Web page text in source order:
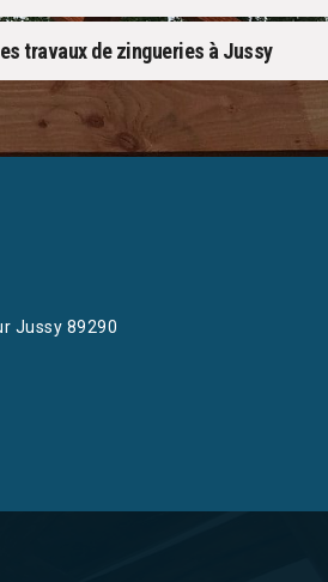
travaux de zingueries à Jussy
Jussy 89290